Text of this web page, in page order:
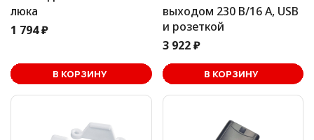
люка
1 794 ₽
В КОРЗИНУ
выходом 230 В/16 А, USB
и розеткой
3 922 ₽
В КОРЗИНУ
В корзине